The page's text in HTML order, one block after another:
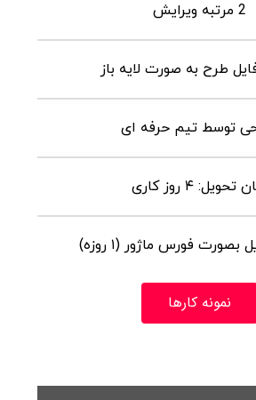
2 مرتبه ویرایش
طرح به صورت لایه باز
توسط تیم حرفه ای
تحویل: ۴ روز کاری
بصورت فورس ماژور (۱ روزه)
نمونه کارها